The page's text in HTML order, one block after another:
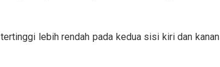
lebih rendah pada kedua sisi kiri dan kanan